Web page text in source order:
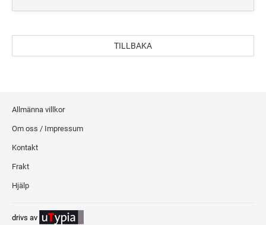
TILLBAKA
Allmänna villkor
Om oss / Impressum
Kontakt
Frakt
Hjälp
drivs av